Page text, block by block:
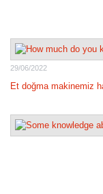
29/06/2022
Et doğma makinemiz